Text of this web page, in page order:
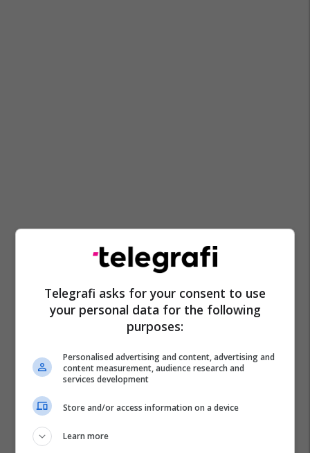
Telegrafi asks for your consent to use
your personal data for the following
purposes:
Personalised advertising and content, advertising and
content measurement, audience research and
services development
Store and/or access information on a device
Learn more